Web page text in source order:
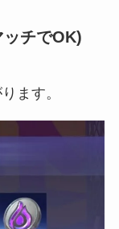
ッチでOK)
ます。